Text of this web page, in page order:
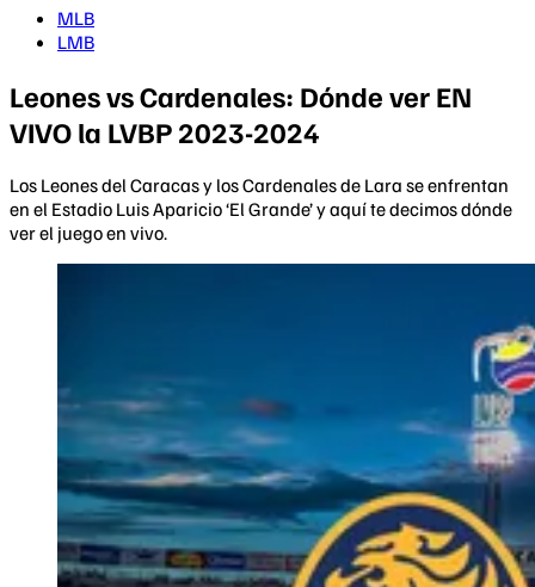
MLB
LMB
Leones vs Cardenales: Dónde ver EN
VIVO la LVBP 2023-2024
Los Leones del Caracas y los Cardenales de Lara se enfrentan
en el Estadio Luis Aparicio ‘El Grande’ y aquí te decimos dónde
ver el juego en vivo.